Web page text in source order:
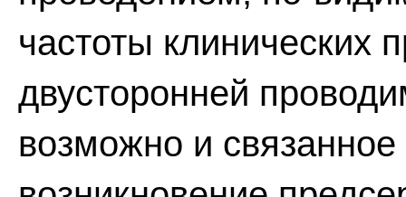
частоты клинических
двусторонней
возможно и